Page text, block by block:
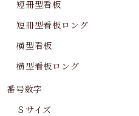
短冊型看板
短冊型看板ロング
横型看板
横型看板ロング
番号数字
Ｓサイズ